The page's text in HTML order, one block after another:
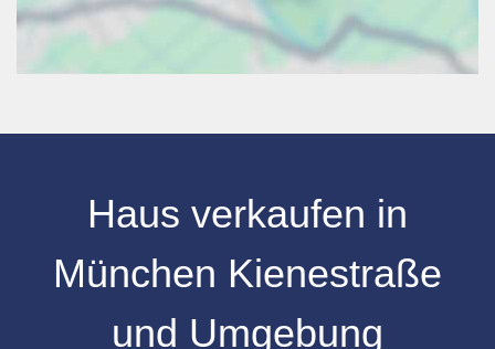
Haus verkaufen in
München Kienestraße
und Umgebung